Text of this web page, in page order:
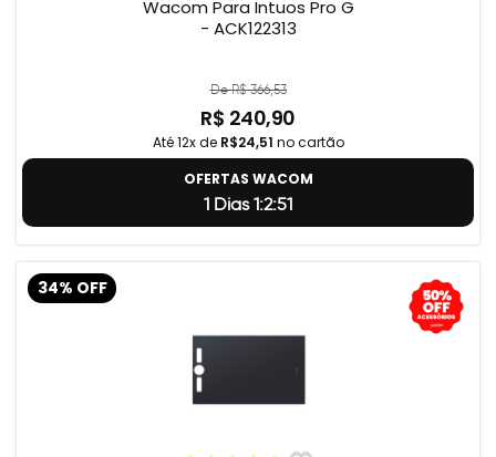
Wacom Para Intuos Pro G
- ACK122313
De R$ 366,53
R$ 240,90
Até 12x de R$24,51 no cartão
OFERTAS WACOM
1 Dias 1:2:50
34% OFF